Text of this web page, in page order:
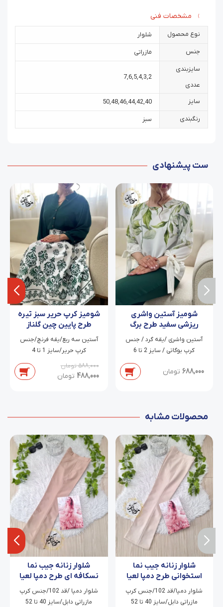
مشخصات فنی
نوع محصول شلوار
جنس مازراتی
سایزبندی
عددی
2
,
3
,
4
,
5
,
6
,
7
سایز 40
,
42
,
44
,
46
,
48
,
50
رنگبندی سبز
ست پیشنهادی
شومیز آستین واشری
ریزشی سفید طرح برگ
های سبز نورا
آستین واشری /یقه گرد / جنس
کرپ بوگاتی / سایز 2 تا 6
688,000 تومان
شومیز کرپ حریر سبز تیره
طرح پایین چین گلناز
آستین سه ربع/یقه فرنچ/جنس
کرپ حریر/سایز 1 تا 4
588,000تومان
488,000 تومان
محصولات مشابه
شلوار زنانه جیب نما
استخوانی طرح دمپا لعیا
شلوار دمپا/قد 102/جنس کرپ
مازراتی دابل/سایز 40 تا 52
شلوار زنانه جیب نما
نسکافه ای طرح دمپا لعیا
شلوار دمپا /قد 102/جنس کرپ
مازراتی دابل/سایز 40 تا 52